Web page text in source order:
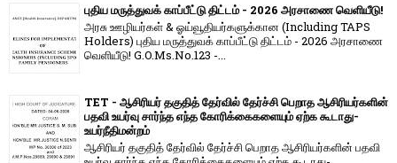
புதிய மருத்துவக் காப்பீட்டு திட்டம் - 2026 அரசாணை வெளியீடு!
அரசு ஊழியர்கள் & ஓய்வூதியர்களுக்கான (Including TAPS
Holders) புதிய மருத்துவக் காப்பீட்டு திட்டம் - 2026 அரசாணை
வெளியீடு! G.O.Ms.No.123 -...
TET - ஆசிரியர் தகுதித் தேர்வில் தேர்ச்சி பெறாத ஆசிரியர்களின்
பதவி உயர்வு சார்ந்த எந்த கோரிக்கைகளையும் ஏற்க கூடாது-
உயர்நீதிமன்றம்
ஆசிரியர் தகுதித் தேர்வில் தேர்ச்சி பெறாத ஆசிரியர்களின் பதவி